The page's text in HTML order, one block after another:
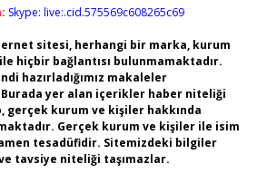
Skype: live:.cid.575569c608265c69
sitesi, herhangi bir marka, kurum
hiçbir bağlantısı bulunmamaktadır.
hazırladığımız makaleler
Burada yer alan içerikler haber niteliği
gerçek kurum ve kişiler hakkında
Gerçek kurum ve kişiler ile isim
tesadüfidir. Sitemizdeki bilgiler
tavsiye niteliği taşımazlar.